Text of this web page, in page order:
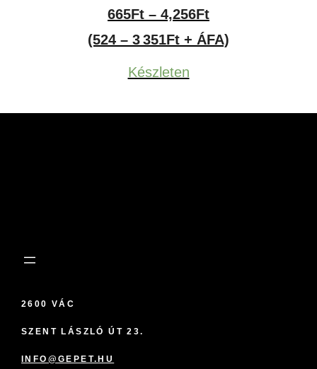
665Ft – 4,256FtÁrtartomány:
665Ft
(524 – 3 351Ft + ÁFA)
Készleten
2600 VÁC
SZENT LÁSZLÓ ÚT 23.
INFO@GEPET.HU